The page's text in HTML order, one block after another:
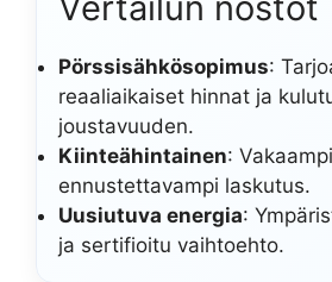
Pörssisähkösopimus:
reaaliaikaiset hinnat ja
joustavuuden.
Kiinteähintainen:
ennustettavampi laskutus.
Uusiutuva energia:
ja sertifioitu vaihtoehto.